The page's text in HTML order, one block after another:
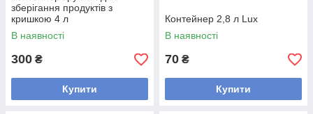
зберігання продуктів з
кришкою 4 л
В наявності
300 ₴
Купити
Контейнер 2,8 л Lux
В наявності
70 ₴
Купити